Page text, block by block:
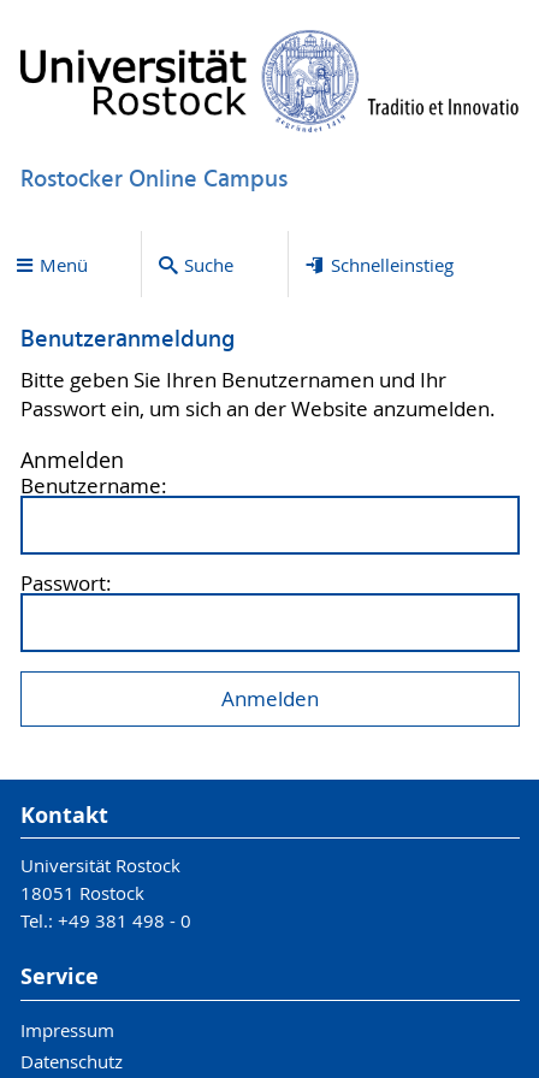
Rostocker Online Campus
Menü Suche Schnelleinstieg
Benutzeranmeldung
Bitte geben Sie Ihren Benutzernamen und Ihr
Passwort ein, um sich an der Website anzumelden.
Anmelden
Benutzername:
Passwort:
Kontakt
Universität Rostock
18051 Rostock
Tel.: +49 381 498 - 0
Service
Impressum
Datenschutz